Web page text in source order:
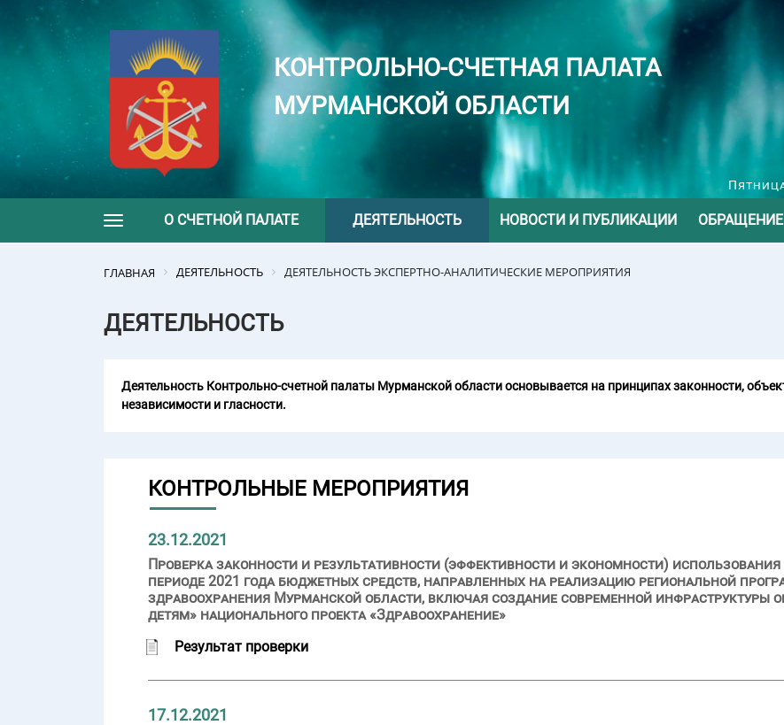
КОНТРОЛЬНО-СЧЕТНАЯ ПАЛАТА
МУРМАНСКОЙ ОБЛАСТИ
Toggle navigation
О СЧЕТНОЙ ПАЛАТЕ ДЕЯТЕЛЬНОСТЬ НОВОСТИ И ПУБЛИКАЦИИ
ГЛАВНАЯ ДЕЯТЕЛЬНОСТЬ ДЕЯТЕЛЬНОСТЬ ЭКСПЕРТНО-АНАЛИТИЧЕСКИЕ МЕРОПРИЯТИЯ
ДЕЯТЕЛЬНОСТЬ
Деятельность Контрольно-счетной палаты Мурманской области основывается на принципах законности,
независимости и гласности.
КОНТРОЛЬНЫЕ МЕРОПРИЯТИЯ
23.12.2021
Проверка законности и результативности (эффективности и экономности)
периоде 2021 года бюджетных средств, направленных на реализацию региональной
здравоохранения Мурманской области, включая создание современной
детям» национального проекта «Здравоохранение»
Результат проверки
17.12.2021